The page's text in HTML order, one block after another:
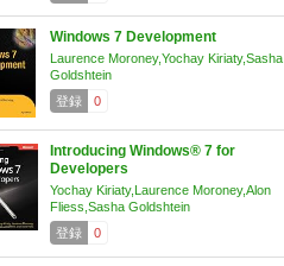
Windows 7 Development
Laurence Moroney,Yochay Kiriaty,Sasha
Goldshtein
登録
0
Introducing Windows® 7 for
Developers
Yochay Kiriaty,Laurence Moroney,Alon
Fliess,Sasha Goldshtein
登録
0